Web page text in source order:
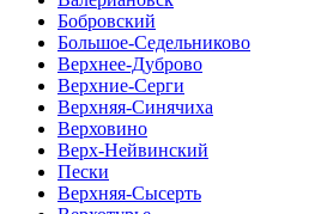
Бобровский
Большое-Седельниково
Верхнее-Дуброво
Верхние-Серги
Верхняя-Синячиха
Верховино
Верх-Нейвинский
Пески
Верхняя-Сысерть